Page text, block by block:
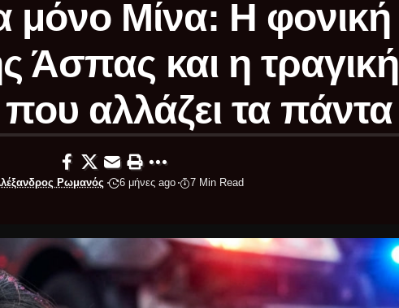
μόνο Μίνα: Η φονική
Άσπας και η τραγική
αλλάζει τα πάντα
Ρωμανός 6 μήνες ago 7 Min Read